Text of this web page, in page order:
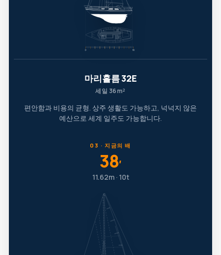
마리홀름 32E
세일 36m²
편안함과 비용의 균형. 상주 생활도 가능하고, 넉넉지 않은
예산으로 세계 일주도 가능합니다.
03 · 지금의 배
38′
11.62m · 10t